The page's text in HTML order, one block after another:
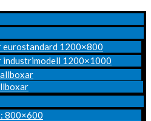
eurostandard 1200×800
industrimodell 1200×1000
800×600